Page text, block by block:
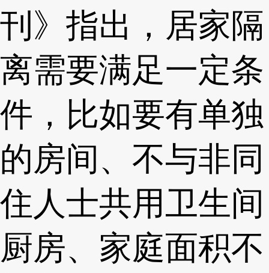
刊》指出，居家隔
离需要满足一定条
件，比如要有单独
的房间、不与非同
住人士共用卫生间
厨房、家庭面积不